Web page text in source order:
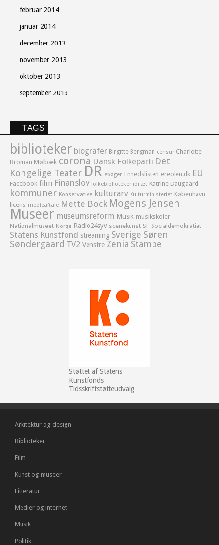
februar 2014
januar 2014
december 2013
november 2013
oktober 2013
september 2013
TAGS
biblioteker biografer Birgitte Bergman censur Charlotte
Broman Mølbæk corona Dansk Folkeparti Det
Kongelige Teater DR ebøger Enhedslisten ereolen.dk EU
Facebook film Finanslov folkebiblioteker idræt Katrine Daugaard
kommuner Konservative kulturarv Kulturministeriet København
licens medieaftale Mette Bock Mogens Jensen
Museer museumsreform Musik musikskoler
Nationalmuseet Norge Radio24syv scenekunst SF Socialdemokratiet
Statens Kunstfond streaming Sverige Søren
Søndergaard TV2 Venstre Zenia Stampe
Støttet af Statens
Kunstfonds
Tidsskriftstøtteudvalg
Arkitektur og design
Biblioteker
Film
Kunst og museer
Litteratur
Medier og internet
Musik
Politik